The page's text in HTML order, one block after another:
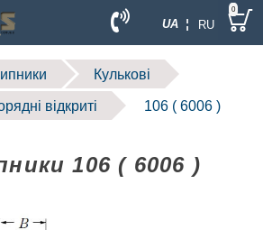
UA ¦ RU
0
Кулькові
відкриті 106 ( 6006 )
106 ( 6006 )